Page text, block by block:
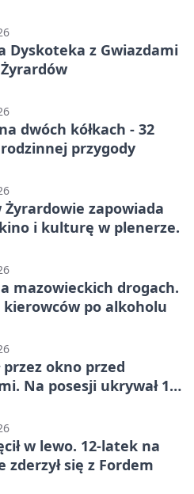
Dyskoteka z Gwiazdami
dwóch kółkach - 32
przygody
Żyrardowie zapowiada
i kulturę w plenerze.
mazowieckich drogach.
kierowców po alkoholu
przez okno przed
Na posesji ukrywał 12
w lewo. 12-latek na
zderzył się z Fordem